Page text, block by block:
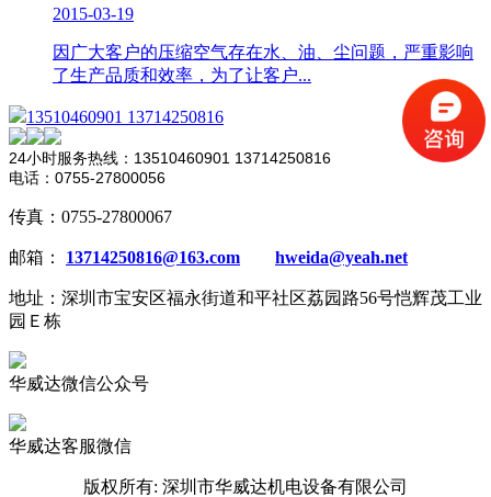
2015-03-19
因广大客户的压缩空气存在水、油、尘问题，严重影响
了生产品质和效率，为了让客户...
13510460901 13714250816
24小时服务热线：13510460901 13714250816
电话：0755-27800056
传真：0755-27800067
邮箱： 13714250816@163.com hweida@yeah.net
地址：深圳市宝安区福永街道和平社区荔园路56号恺辉茂工业
园Ｅ栋
华威达微信公众号
华威达客服微信
版权所有: 深圳市华威达机电设备有限公司